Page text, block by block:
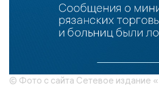
© Фото с сайта Сетевое издание